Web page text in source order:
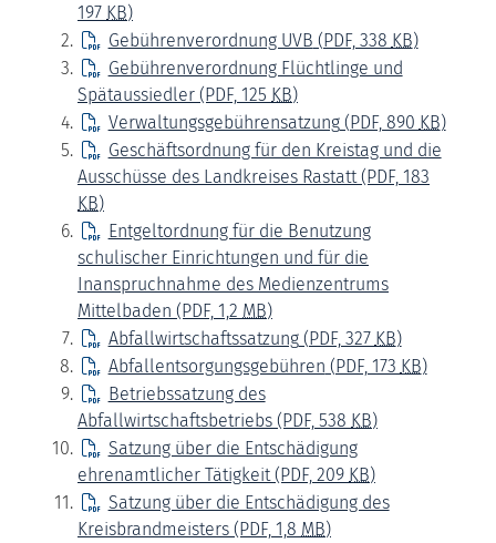
197 KB)
Gebührenverordnung UVB (PDF, 338 KB)
Gebührenverordnung Flüchtlinge und
Spätaussiedler (PDF, 125 KB)
Verwaltungsgebührensatzung(PDF, 890 KB)
Geschäftsordnung für den Kreistag und die
Ausschüsse des Landkreises Rastatt(PDF, 183
KB)
Entgeltordnung für die Benutzung
schulischer Einrichtungen und für die
Inanspruchnahme des Medienzentrums
Mittelbaden (PDF, 1,2 MB)
Abfallwirtschaftssatzung(PDF, 327 KB)
Abfallentsorgungsgebühren (PDF, 173 KB)
Betriebssatzung des
Abfallwirtschaftsbetriebs (PDF, 538 KB)
Satzung über die Entschädigung
ehrenamtlicher Tätigkeit(PDF, 209 KB)
Satzung über die Entschädigung des
Kreisbrandmeisters (PDF, 1,8 MB)